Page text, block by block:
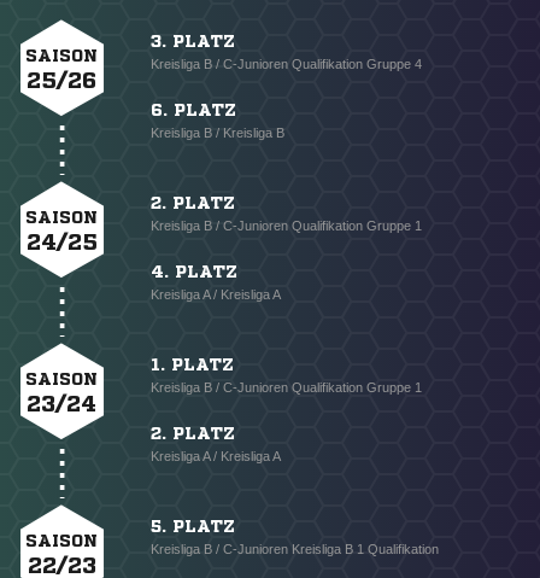
SAISON
25/26
3. PLATZ
Kreisliga B / C-Junioren Qualifikation Gruppe 4
6. PLATZ
Kreisliga B / Kreisliga B
SAISON
24/25
2. PLATZ
Kreisliga B / C-Junioren Qualifikation Gruppe 1
4. PLATZ
Kreisliga A / Kreisliga A
SAISON
23/24
1. PLATZ
Kreisliga B / C-Junioren Qualifikation Gruppe 1
2. PLATZ
Kreisliga A / Kreisliga A
SAISON
22/23
5. PLATZ
Kreisliga B / C-Junioren Kreisliga B 1 Qualifikation